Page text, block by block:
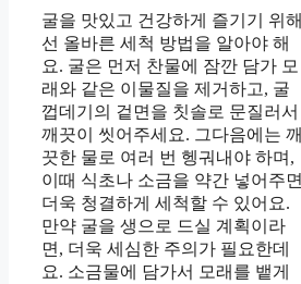
굴을 맛있고 건강하게 즐기기 위해
선 올바른 세척 방법을 알아야 해
요. 굴은 먼저 찬물에 잠깐 담가 모
래와 같은 이물질을 제거하고, 굴
껍데기의 겉면을 칫솔로 문질러서
깨끗이 씻어주세요. 그다음에는 깨
끗한 물로 여러 번 헹궈내야 하며,
이때 식초나 소금을 약간 넣어주면
더욱 청결하게 세척할 수 있어요.
만약 굴을 생으로 드실 계획이라
면, 더욱 세심한 주의가 필요한데
요. 소금물에 담가서 모래를 뱉게